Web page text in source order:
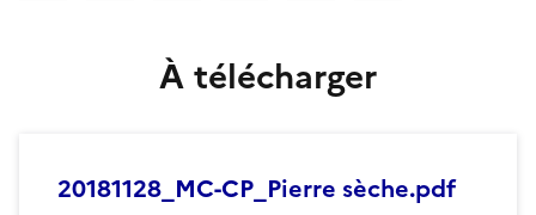
À télécharger
20181128_MC-CP_Pierre sèche.pdf